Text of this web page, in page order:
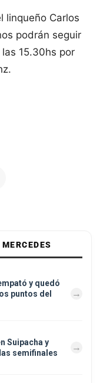
linqueño Carlos
podrán seguir
15.30hs por
y quedó
puntos del
Suipacha y
semifinales